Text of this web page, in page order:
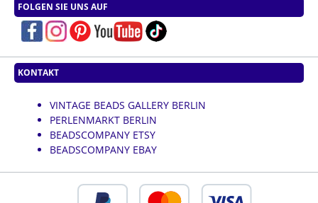
FOLGEN SIE UNS AUF
KONTAKT
VINTAGE BEADS GALLERY BERLIN
PERLENMARKT BERLIN
BEADSCOMPANY ETSY
BEADSCOMPANY EBAY